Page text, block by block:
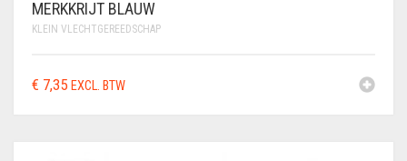
MERKKRIJT BLAUW
KLEIN VLECHTGEREEDSCHAP
€ 7,35 EXCL. BTW